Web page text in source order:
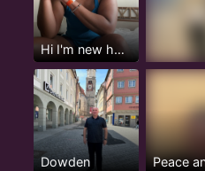
Hi I'm new here but not really...
Dowden